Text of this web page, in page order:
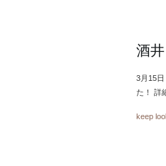
酒
3月15
た！ 詳
keep